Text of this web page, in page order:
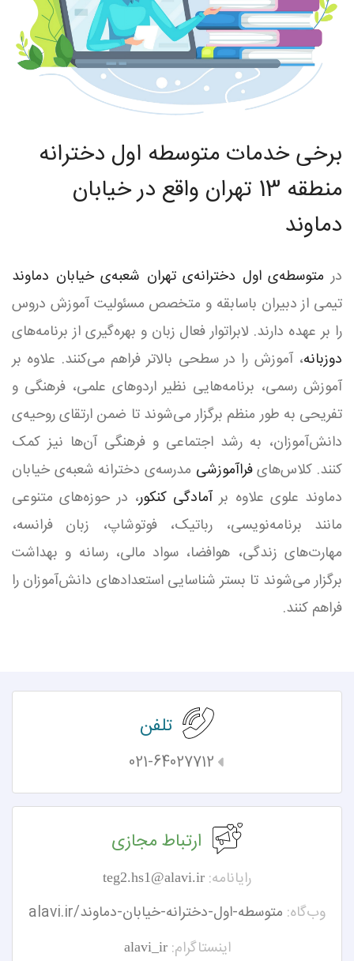
برخی خدمات متوسطه اول دخترانه
منطقه 13 تهران واقع در خیابان
دماوند
در متوسطه‌ی اول دخترانه‌ی تهران شعبه‌ی خیابان دماوند
تیمی از دبیران باسابقه و متخصص مسئولیت آموزش دروس
را بر عهده دارند. لابراتوار فعال زبان و بهره‌گیری از برنامه‌های
دوزبانه، آموزش را در سطحی بالاتر فراهم می‌کنند. علاوه بر
آموزش رسمی، برنامه‌هایی نظیر اردوهای علمی، فرهنگی و
تفریحی به طور منظم برگزار می‌شوند تا ضمن ارتقای روحیه‌ی
دانش‌آموزان، به رشد اجتماعی و فرهنگی آن‌ها نیز کمک
کنند. کلاس‌هایفراآموزشی مدرسه‌ی دخترانه شعبه‌ی خیابان
دماوند علوی علاوه برآمادگی کنکور، در حوزه‌های متنوعی
مانند برنامه‌نویسی، رباتیک، فوتوشاپ، زبان فرانسه،
مهارت‌های زندگی، هوافضا، سواد مالی، رسانه و بهداشت
برگزار می‌شوند تا بستر شناسایی استعدادهای دانش‌آموزان را
فراهم کنند.
تلفن
021-64027712
ارتباط مجازی
رایانامه: teg2.hs1@alavi.ir
وب‌گاه: alavi.ir/متوسطه-اول-دخترانه-خیابان-دماوند
اینستاگرام: alavi_ir